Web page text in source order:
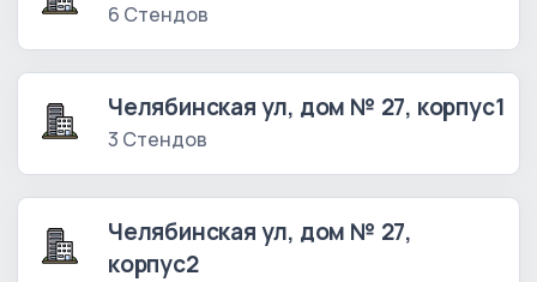
6 Стендов
Челябинская ул, дом № 27, корпус1
3 Стендов
Челябинская ул, дом № 27,
корпус2